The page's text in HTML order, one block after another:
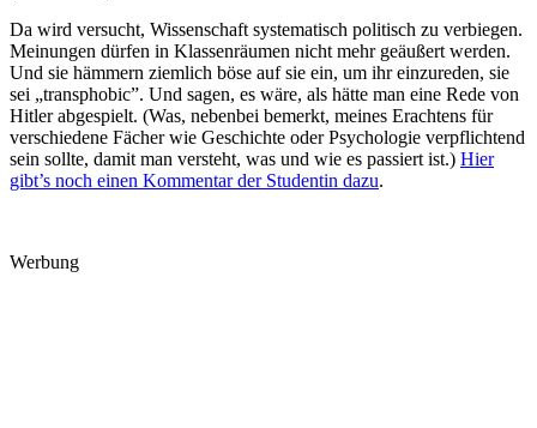
Da wird versucht, Wissenschaft systematisch politisch zu verbiegen.
Meinungen dürfen in Klassenräumen nicht mehr geäußert werden.
Und sie hämmern ziemlich böse auf sie ein, um ihr einzureden, sie
sei „transphobic”. Und sagen, es wäre, als hätte man eine Rede von
Hitler abgespielt. (Was, nebenbei bemerkt, meines Erachtens für
verschiedene Fächer wie Geschichte oder Psychologie verpflichtend
sein sollte, damit man versteht, was und wie es passiert ist.) Hier
gibt’s noch einen Kommentar der Studentin dazu.
Werbung